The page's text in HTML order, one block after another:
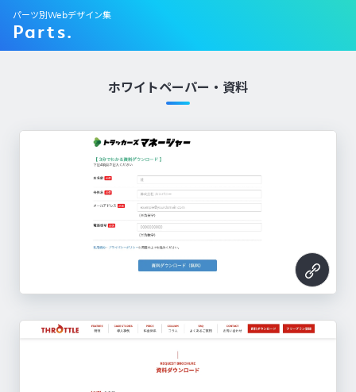
Parts.
パーツ別Webデザイン集
ホワイトペーパー・資料